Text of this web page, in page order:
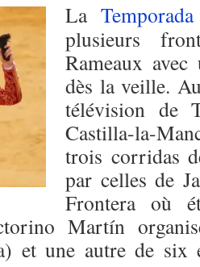
LaTemporada
plusieurs
Rameaux
dès la veille.
télévision de
Castilla-la-
trois corridas
par celles de
Frontera où
Martín
et une autre de six